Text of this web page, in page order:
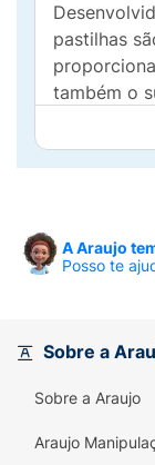
pastilhas
também o
precisa. O
torna o
ainda mais
Práticas e
Kids são
ajude os
parte do
seus filhos!
A Araujo
Posso te
Sobre a
Sobre a Araujo
Araujo